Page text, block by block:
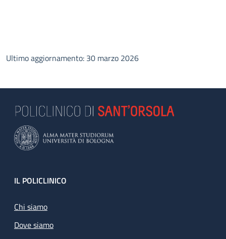
Ultimo aggiornamento: 30 marzo 2026
Footer
IL POLICLINICO
Chi siamo
Dove siamo